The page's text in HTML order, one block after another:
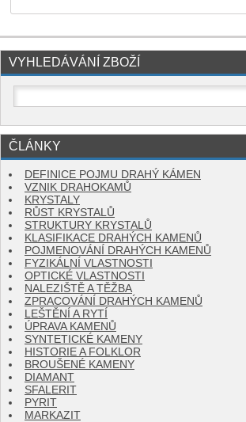
VYHLEDÁVÁNÍ ZBOŽÍ
ČLÁNKY
DEFINICE POJMU DRAHÝ KÁMEN
VZNIK DRAHOKAMŮ
KRYSTALY
RŮST KRYSTALŮ
STRUKTURY KRYSTALŮ
KLASIFIKACE DRAHÝCH KAMENŮ
POJMENOVÁNÍ DRAHÝCH KAMENŮ
FYZIKÁLNÍ VLASTNOSTI
OPTICKÉ VLASTNOSTI
NALEZIŠTĚ A TĚŽBA
ZPRACOVÁNÍ DRAHÝCH KAMENŮ
LEŠTĚNÍ A RYTÍ
ÚPRAVA KAMENŮ
SYNTETICKÉ KAMENY
HISTORIE A FOLKLOR
BROUŠENÉ KAMENY
DIAMANT
SFALERIT
PYRIT
MARKAZIT